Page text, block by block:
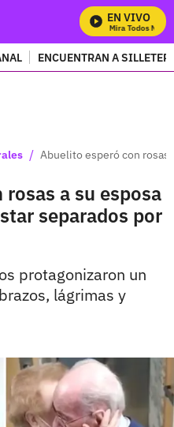
EN VIVO
Mira Todos
ENCUENTRAN A
/ Abuelito esperó con rosas
a su esposa
separados por
protagonizaron un
lágrimas y